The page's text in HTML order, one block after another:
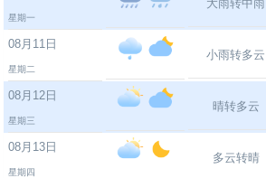
星期一
大雨转中雨
08月11日
星期二
小雨转多云
08月12日
星期三
晴转多云
08月13日
星期四
多云转晴